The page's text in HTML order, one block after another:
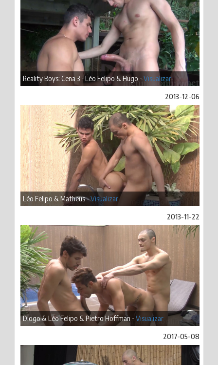
Reality Boys: Cena 3 - Léo Felipo & Hugo -Visualizar
2013-12-06
Léo Felipo & Matheus -Visualizar
2013-11-22
Diogo & Léo Felipo & Pietro Hoffman -Visualizar
2017-05-08